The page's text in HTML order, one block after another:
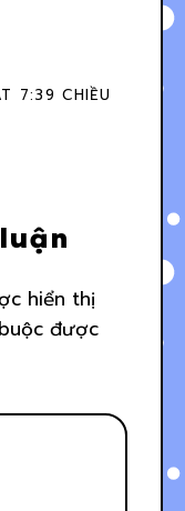
7:39 CHIỀU
hiển thị
được